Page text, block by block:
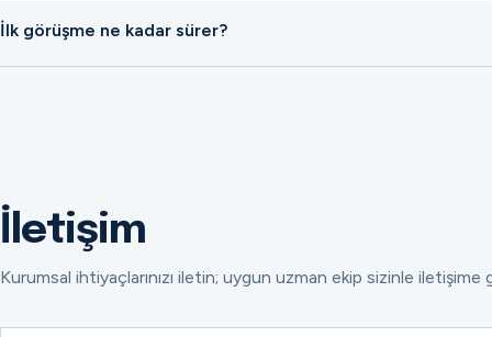
İlk görüşme ne kadar sürer?
İletişim
Kurumsal ihtiyaçlarınızı iletin; uygun uzman ekip sizinle iletişime